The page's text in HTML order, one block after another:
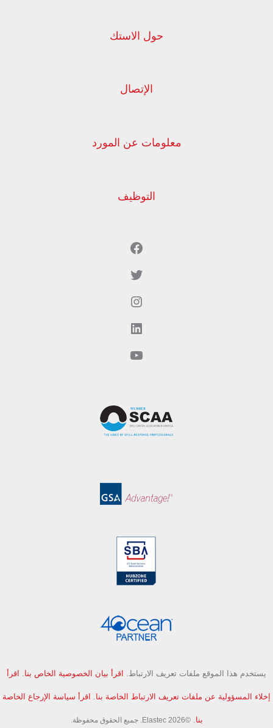
حول الاستك
الإتصال
معلومات عن المورد
التوظيف
يستخدم هذا الموقع ملفات تعريف الارتباط. اقرأ بيان الخصوصية الخاص بنا. اقرأ
إخلاء المسؤولية عن ملفات تعريف الارتباط الخاصة بنا. اقرأ سياسة الإرجاع الخاصة
بنا.©Elastec 2026. جميع الحقوق محفوظة.